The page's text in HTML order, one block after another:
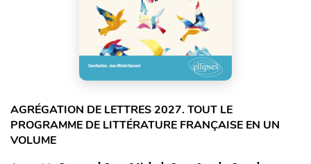
AGRÉGATION DE LETTRES 2027. TOUT LE
PROGRAMME DE LITTÉRATURE FRANÇAISE EN UN
VOLUME